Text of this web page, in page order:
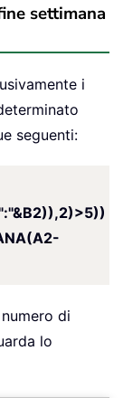
settimana
i
seguenti:
di
lo